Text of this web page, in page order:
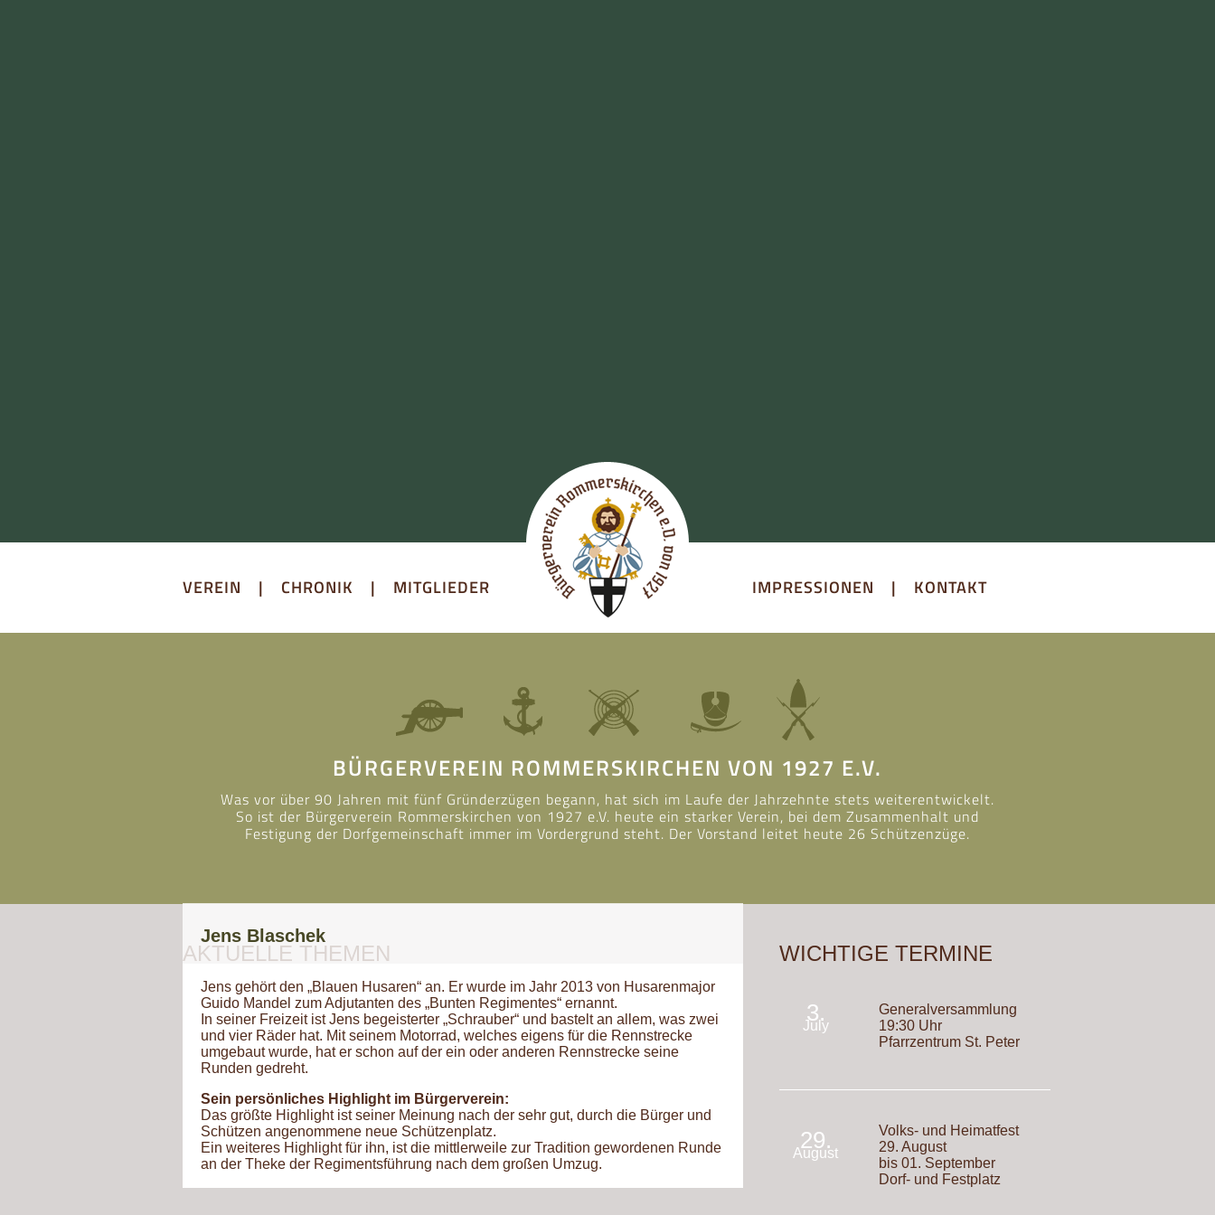
VEREIN | CHRONIK | MITGLIEDER IMPRESSIONEN | KONTAKT
BÜRGERVEREIN ROMMERSKIRCHEN VON 1927 E.V.
Was vor über 90 Jahren mit fünf Gründerzügen begann, hat sich im Laufe der Jahrzehnte stets weiterentwickelt.
So ist der Bürgerverein Rommerskirchen von 1927 e.V. heute ein starker Verein, bei dem Zusammenhalt und
Festigung der Dorfgemeinschaft immer im Vordergrund steht. Der Vorstand leitet heute 26 Schützenzüge.
AKTUELLE THEMEN
Jens Blaschek
Jens gehört den „Blauen Husaren“ an. Er wurde im Jahr 2013 von Husarenmajor
Guido Mandel zum Adjutanten des „Bunten Regimentes“ ernannt.
In seiner Freizeit ist Jens begeisterter „Schrauber“ und bastelt an allem, was zwei
und vier Räder hat. Mit seinem Motorrad, welches eigens für die Rennstrecke
umgebaut wurde, hat er schon auf der ein oder anderen Rennstrecke seine
Runden gedreht.
Sein persönliches Highlight im Bürgerverein:
Das größte Highlight ist seiner Meinung nach der sehr gut, durch die Bürger und
Schützen angenommene neue Schützenplatz.
Ein weiteres Highlight für ihn, ist die mittlerweile zur Tradition gewordenen Runde
an der Theke der Regimentsführung nach dem großen Umzug.
WICHTIGE TERMINE
3.
July
Generalversammlung
19:30 Uhr
Pfarrzentrum St. Peter
29.
August
Volks- und Heimatfest
29. August
bis 01. September
Dorf- und Festplatz